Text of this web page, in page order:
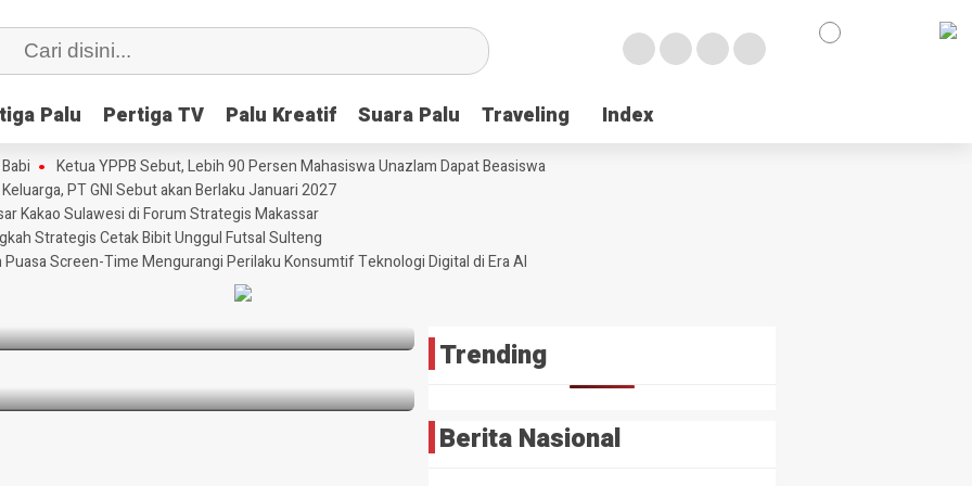
Palu Pertiga TV Palu Kreatif Suara Palu Traveling Index
Palu Pertiga TV Palu Kreatif Suara Palu Traveling Index
Ketua YPPB Sebut, Lebih 90 Persen Mahasiswa Unazlam Dapat Beasiswa
PT GNI Sebut akan Berlaku Januari 2027
Kakao Sulawesi di Forum Strategis Makassar
Strategis Cetak Bibit Unggul Futsal Sulteng
Puasa Screen-Time Mengurangi Perilaku Konsumtif Teknologi Digital di Era AI
Babi
Kakao Sulawesi di Forum Strategis
Trending
Berita Nasional